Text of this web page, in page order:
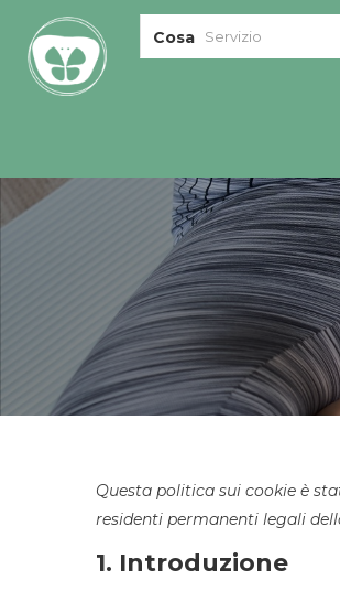
Cosa
Questa politica sui cookie è
residenti permanenti legali
1. Introduzione